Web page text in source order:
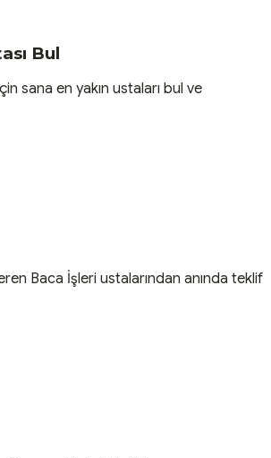
Bul
sana en yakın ustaları bul ve
Baca İşleri ustalarından anında teklif